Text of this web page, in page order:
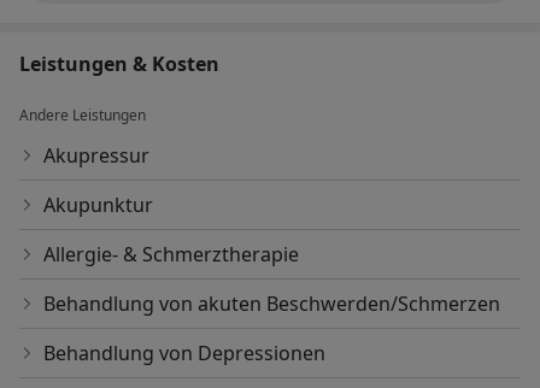
Leistungen & Kosten
Andere Leistungen
Akupressur
Akupunktur
Allergie- & Schmerztherapie
Behandlung von akuten Beschwerden/Schmerzen
Behandlung von Depressionen